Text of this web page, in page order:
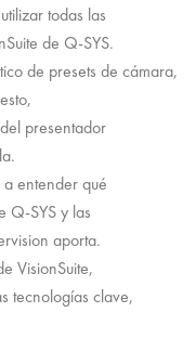
todas las
de Q-SYS.
de presets de cámara,
presentador
entender qué
Q-SYS y las
aporta.
VisionSuite,
tecnologías clave,